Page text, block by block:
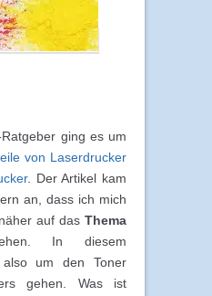
ging es um
von Laserdrucker
. Der Artikel kam
an, dass ich mich
auf das Thema
In diesem
um den Toner
gehen. Was ist